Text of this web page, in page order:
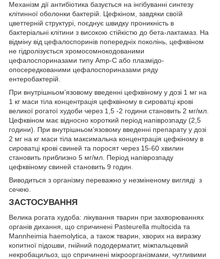
Механізм дії антибіотика базується на інгібуванні синтезу
клітинної оболонки бактерій. Цефкіном, завдяки своїй
цветтерній структурі, поєднує швидку проникність в
бактеріальні клітини з високою стійкістю до бета-лактамаз. На
відміну від цефалоспоринів попередніх поколінь, цефквіном
не гідролізується хромосомнокодованими
цефалоспориназами типу Amp-С або плазмідо-
опосередкованими цефалоспориназами ряду
ентеробактерій.
При внутрішньом’язовому введенні цефквіному у дозі 1 мг на
1 кг маси тіла концентрація цефквіному в сироватці крові
великої рогатої худоби через 1,5 -2 години становить 2 мг/мл.
Цефквіном має відносно короткий період напіврозпаду (2,5
години). При внутрішньом’язовому введенні препарату у дозі
2 мг на кг маси тіла максимальна концентрація цефкіному в
сироватці крові свиней та поросят через 15-60 хвилин
становить приблизно 5 мг/мл. Період напіврозпаду
цефквіному свиней становить 9 годин.
Виводиться з організму переважно у незміненому вигляді з
сечею.
ЗАСТОСУВАННЯ
Велика рогата худоба: лікування тварин при захворюваннях
органів дихання, що спричинені Pasteurella multocida та
Mannheimia haemolytica, а також тварин, хворих на виразку
копитної підошви, гнійний пододерматит, міжпальцевий
некробацильоз, що спричинені мікроорганізмами, чутливими